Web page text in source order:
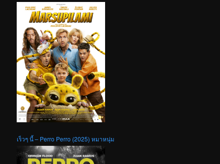
เร็วๆ นี้ – Perro Perro (2025) หมาหนุ่ม